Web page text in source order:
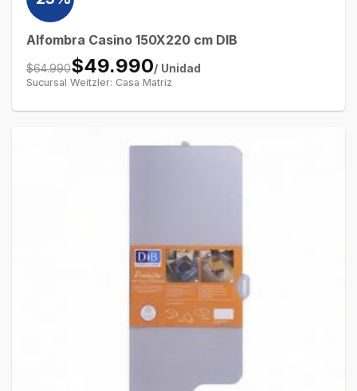
Alfombra Casino 150X220 cm DIB
$64.990$49.990/ Unidad
Sucursal Weitzler: Casa Matriz